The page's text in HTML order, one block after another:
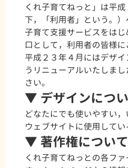
くれ子育てねっと」は平
下，「利用者」という。
子育て支援サービスをは
口として，利用者の皆様に
平成２３年４月にはデザ
うリニューアルいたしま
さい。
▼ デザインにつ
どなたにでも使いやすい
ウェブサイトに使用して
▼ 著作権について
くれ子育てねっとの各フ